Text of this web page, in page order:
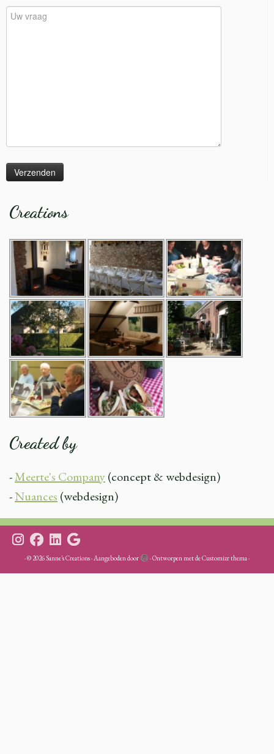
Creations
Created by
-Meerte's Company(concept & webdesign)
-Nuances (webdesign)
·© 2026Sanne's Creations·Aangeboden door ·Ontworpen met deCustomizr thema·